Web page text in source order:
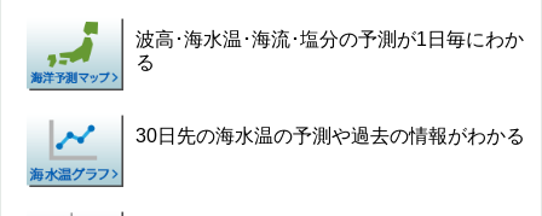
波高･海水温･海流･塩分の予測が1日毎にわか
る
30日先の海水温の予測や過去の情報がわかる